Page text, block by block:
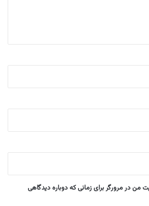
من در مرورگر برای زمانی که دوباره دیدگاهی